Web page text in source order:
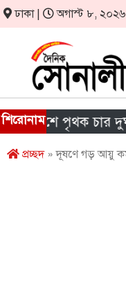
ঢাকা | অগাস্ট ৮, ২০২৬
শিরোনামপৃথক চার দুর্ঘটনায়
প্রচ্ছদ» দূষণে গড় আয়ু